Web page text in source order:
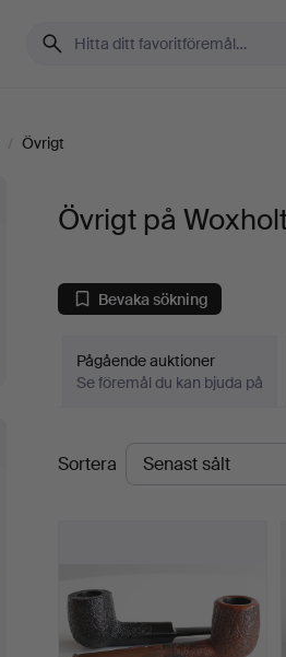
/ Övrigt
Övrigt på
Bevaka sökning
Pågående auktioner
Se föremål du kan bjuda på
Slutpriser
Sortera